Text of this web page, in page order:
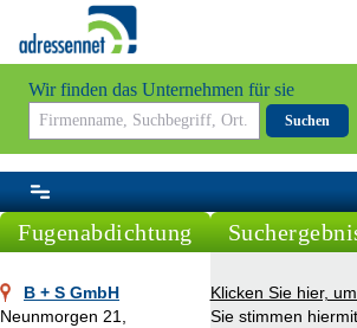
Wir finden das Unternehmen für sie
Suchen
Fugenabdichtung
B + S GmbH
Neunmorgen 21,
Klicken Sie hier,
Sie stimmen